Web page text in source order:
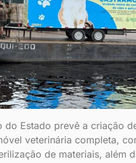
Estado prevê a criação
veterinária completa,
de materiais, além